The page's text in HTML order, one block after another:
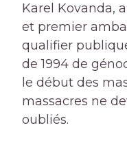
Karel Kovanda,
et premier
qualifier
de 1994 de
le début des
massacres ne
oubliés.